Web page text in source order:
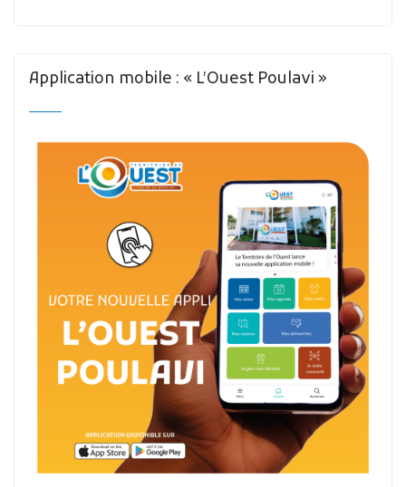
Application mobile : « L’Ouest Poulavi »